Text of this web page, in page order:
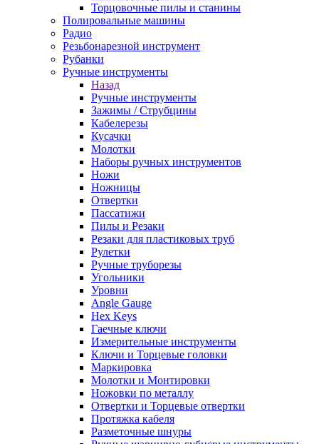
Торцовочные пилы и станины
Полировальные машины
Радио
Резьбонарезной инструмент
Рубанки
Ручные инструменты
Назад
Ручные инструменты
Зажимы / Струбцины
Кабелерезы
Кусачки
Молотки
Наборы ручных инструментов
Ножи
Ножницы
Отвертки
Пассатижи
Пилы и Резаки
Резаки для пластиковых труб
Рулетки
Ручные труборезы
Угольники
Уровни
Angle Gauge
Hex Keys
Гаечные ключи
Измерительные инструменты
Ключи и Торцевые головки
Маркировка
Молотки и Монтировки
Ножовки по металлу
Отвертки и Торцевые отвертки
Протяжка кабеля
Разметочные шнуры